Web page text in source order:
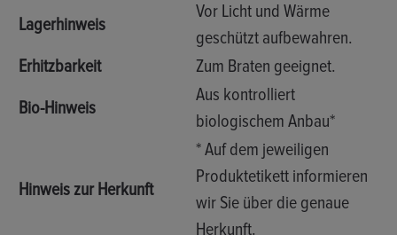
Lagerhinweis
Vor Licht und Wärme
geschützt aufbewahren.
Erhitzbarkeit
Zum Braten geeignet.
Bio-Hinweis
Aus kontrolliert
biologischem Anbau*
Hinweis zur Herkunft
* Auf dem jeweiligen
Produktetikett informieren
wir Sie über die genaue
Herkunft.